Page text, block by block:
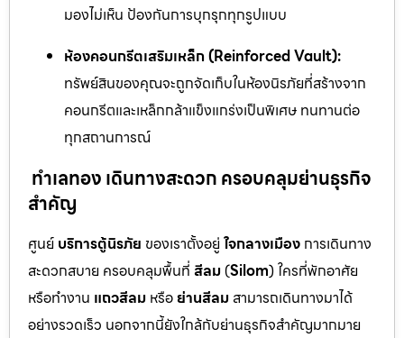
มองไม่เห็น ป้องกันการบุกรุกทุกรูปแบบ
ห้องคอนกรีตเสริมเหล็ก (Reinforced Vault):
ทรัพย์สินของคุณจะถูกจัดเก็บในห้องนิรภัยที่สร้างจาก
คอนกรีตและเหล็กกล้าแข็งแกร่งเป็นพิเศษ ทนทานต่อ
ทุกสถานการณ์
ทำเลทอง เดินทางสะดวก ครอบคลุมย่านธุรกิจ
สำคัญ
ศูนย์ บริการตู้นิรภัย ของเราตั้งอยู่ ใจกลางเมือง การเดินทาง
สะดวกสบาย ครอบคลุมพื้นที่ สีลม(Silom) ใครที่พักอาศัย
หรือทำงาน แถวสีลม หรือย่านสีลม สามารถเดินทางมาได้
อย่างรวดเร็ว นอกจากนี้ยังใกล้กับย่านธุรกิจสำคัญมากมาย